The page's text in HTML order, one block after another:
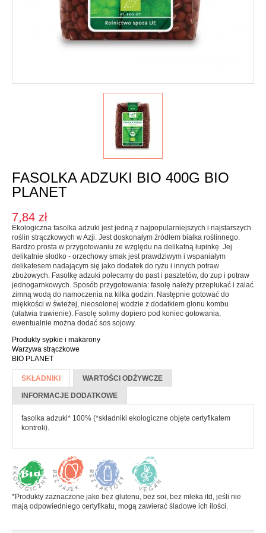
Jednorodne
Mieszanki
SOSY, OLEJE I OCTY
SŁODKIE PASTY I DŻEMY
Dżemy
WEGAŃSKIE SŁODYCZE I PRZEKĄSKI
Batony
Czekolada
Pozostałe słodycze
Desery i jogurty
Przekąski
HERBATA, KAWA I KAKAO
Kawa mielona i ziarnista
Kawa zbożowa
Herbata
Kakao
PRODUKTY SYPKIE I MAKARONY
Karma dla psa
Kupon upominkowy
FASOLKA ADZUKI BIO 400G BIO
PLANET
7,84 zł
Ekologiczna fasolka adzuki jest jedną z najpopularniejszych i najstarszych
roślin strączkowych w Azji. Jest doskonałym źródłem białka roślinnego.
Bardzo prosta w przygotowaniu ze względu na delikatną łupinkę. Jej
delikatnie słodko - orzechowy smak jest prawdziwym i wspaniałym
delikatesem nadającym się jako dodatek do ryżu i innych potraw
zbożowych. Fasolkę adzuki polecamy do past i pasztetów, do zup i potraw
jednogarnkowych. Sposób przygotowania: fasolę należy przepłukać i zalać
zimną wodą do namoczenia na kilka godzin. Następnie gotować do
miękkości w świeżej, nieosolonej wodzie z dodatkiem glonu kombu
(ułatwia trawienie). Fasolę solimy dopiero pod koniec gotowania,
ewentualnie można dodać sos sojowy.
Produkty sypkie i makarony
Warzywa strączkowe
BIO PLANET
Więcej informacji
SKŁADNIKI
(AKTYWNAWARTOŚCI ODŻYWCZE
INFORMACJE DODATKOWE
fasolka adzuki* 100% (*składniki ekologiczne objęte certyfikatem
kontroli).
*Produkty zaznaczone jako bez glutenu, bez soi, bez mleka itd, jeśli nie
mają odpowiedniego certyfikatu, mogą zawierać śladowe ich ilości.